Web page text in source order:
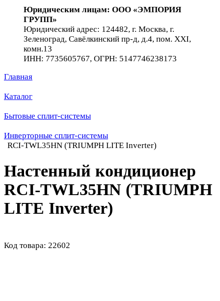
Юридическим лицам: ООО «ЭМПОРИЯ
ГРУПП»
Юридический адрес: 124482, г. Москва, г.
Зеленоград, Савёлкинский пр-д, д.4, пом. XXI,
комн.13
ИНН: 7735605767, ОГРН: 5147746238173
Главная
Каталог
Бытовые сплит-системы
Инверторные сплит-системы
RCI-TWL35HN (TRIUMPH LITE Inverter)
Настенный кондиционер
RCI-TWL35HN (TRIUMPH
LITE Inverter)
Код товара: 22602